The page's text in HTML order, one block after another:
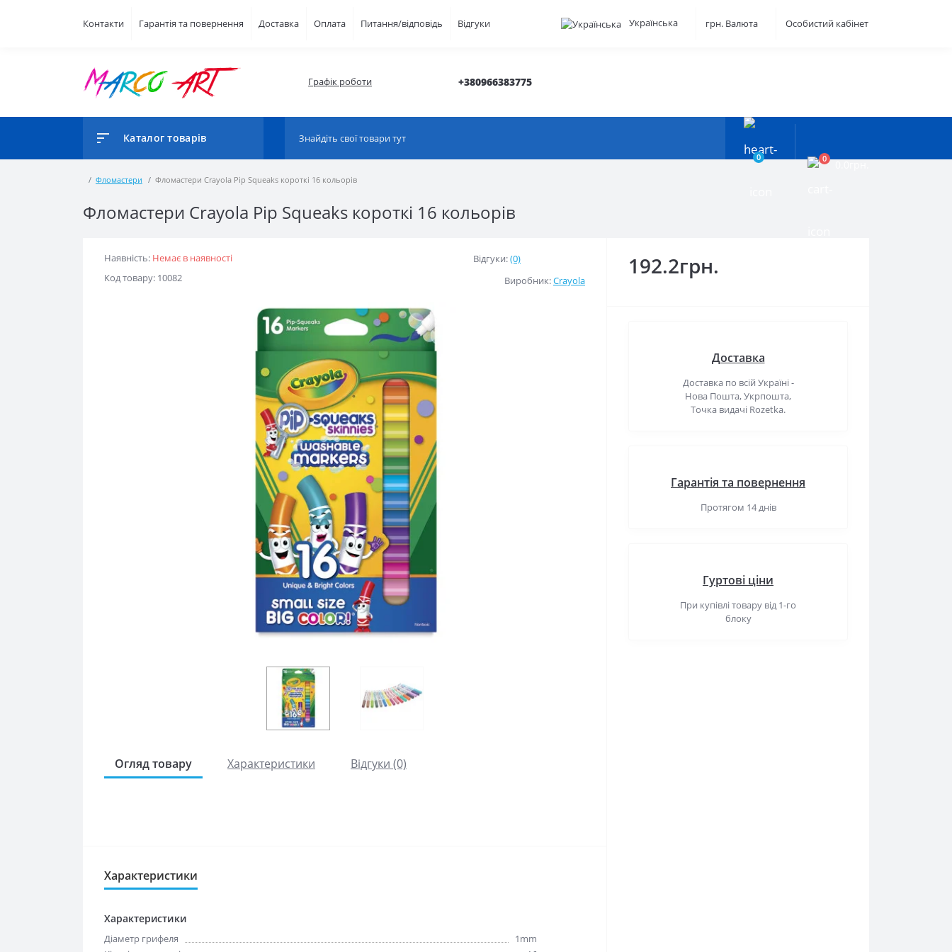
Контакти Гарантія та повернення Доставка Оплата Питання/відповідь Відгуки Українська грн. Валюта Особистий кабінет
Графік роботи +380966383775
Каталог товарів
0 0
Фломастери Фломастери Crayola Pip Squeaks короткі 16 кольорів
Фломастери Crayola Pip Squeaks короткі 16 кольорів
Наявність: Немає в наявності
Код товару: 10082
Відгуки:(0)
Виробник:Crayola
Огляд товару Характеристики Відгуки (0)
Характеристики
Характеристики
Діаметр грифеля
1mm
192.2грн.
Доставка
Доставка по всій Україні -
Нова Пошта, Укрпошта,
Точка видачі Rozetka.
Гарантія та повернення
Протягом 14 днів
Гуртові ціни
При купівлі товару від 1-го
блоку